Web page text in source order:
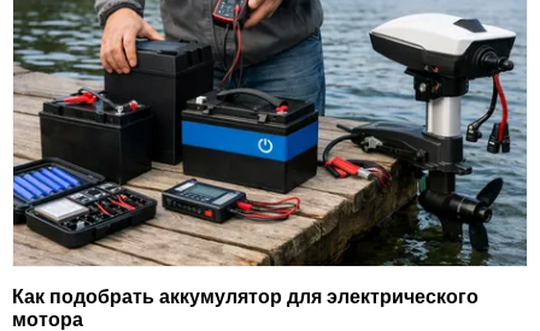
Как подобрать аккумулятор для электрического
мотора